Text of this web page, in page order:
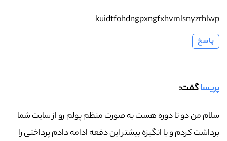
kuidtfohdngpxngfxhvmlsnyzrhlwp
پاسخ
پریساگفت:
سلام من دو تا دوره هست به صورت منظم پولم رو از سایت شما
برداشت کردم و با انگیزه بیشتر این دفعه ادامه دادم پرداختی را